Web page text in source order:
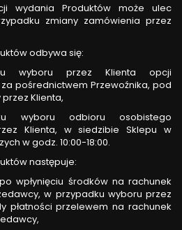
wydania Produktów może ulec
zmiany zamówienia przez
odbywa się:
wyboru przez Klienta opcji
pośrednictwem Przewoźnika, pod
Klienta,
wyboru odbioru osobistego
Klienta, w siedzibie Sklepu w
w godz. 10:00-18:00.
następuje:
wpłynięciu środków na rachunek
w przypadku wyboru przez
płatności przelewem na rachunek